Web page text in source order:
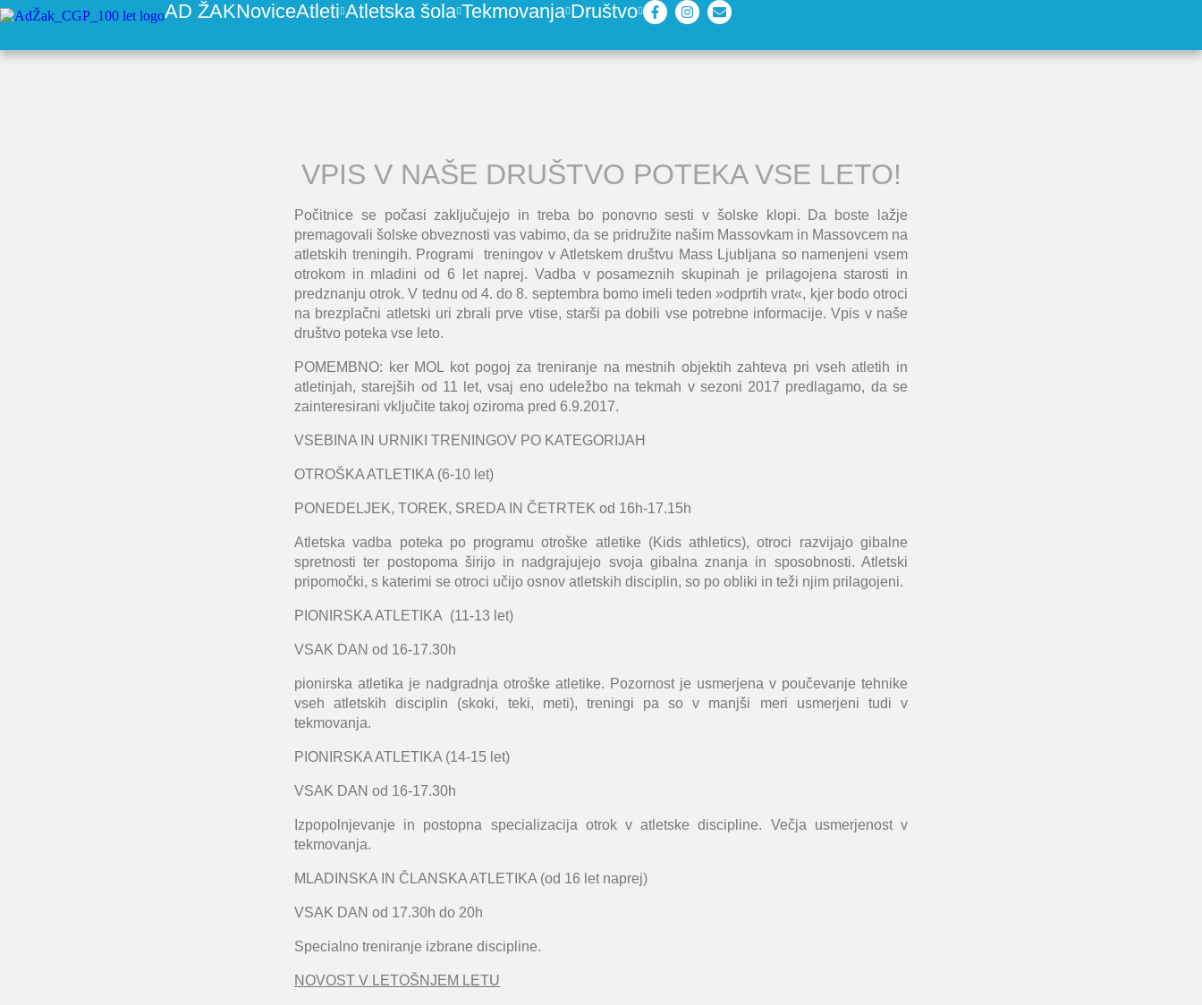
AD ŽAKNoviceAtleti Atletska šola Tekmovanja Društvo
VPIS V NAŠE DRUŠTVO POTEKA VSE LETO!
Počitnice se počasi zaključujejo in treba bo ponovno sesti v šolske klopi. Da boste lažje
premagovali šolske obveznosti vas vabimo, da se pridružite našim Massovkam in Massovcem na
atletskih treningih. Programi treningov v Atletskem društvu Mass Ljubljana so namenjeni vsem
otrokom in mladini od 6 let naprej. Vadba v posameznih skupinah je prilagojena starosti in
predznanju otrok. V tednu od 4. do 8. septembra bomo imeli teden »odprtih vrat«, kjer bodo otroci
na brezplačni atletski uri zbrali prve vtise, starši pa dobili vse potrebne informacije. Vpis v naše
društvo poteka vse leto.
POMEMBNO: ker MOL kot pogoj za treniranje na mestnih objektih zahteva pri vseh atletih in
atletinjah, starejših od 11 let, vsaj eno udeležbo na tekmah v sezoni 2017 predlagamo, da se
zainteresirani vključite takoj oziroma pred 6.9.2017.
VSEBINA IN URNIKI TRENINGOV PO KATEGORIJAH
OTROŠKA ATLETIKA (6-10 let)
PONEDELJEK, TOREK, SREDA IN ČETRTEK od 16h-17.15h
Atletska vadba poteka po programu otroške atletike (Kids athletics), otroci razvijajo gibalne
spretnosti ter postopoma širijo in nadgrajujejo svoja gibalna znanja in sposobnosti. Atletski
pripomočki, s katerimi se otroci učijo osnov atletskih disciplin, so po obliki in teži njim prilagojeni.
PIONIRSKA ATLETIKA (11-13 let)
VSAK DAN od 16-17.30h
pionirska atletika je nadgradnja otroške atletike. Pozornost je usmerjena v poučevanje tehnike
vseh atletskih disciplin (skoki, teki, meti), treningi pa so v manjši meri usmerjeni tudi v
tekmovanja.
PIONIRSKA ATLETIKA (14-15 let)
VSAK DAN od 16-17.30h
Izpopolnjevanje in postopna specializacija otrok v atletske discipline. Večja usmerjenost v
tekmovanja.
MLADINSKA IN ČLANSKA ATLETIKA (od 16 let naprej)
VSAK DAN od 17.30h do 20h
Specialno treniranje izbrane discipline.
NOVOST V LETOŠNJEM LETU